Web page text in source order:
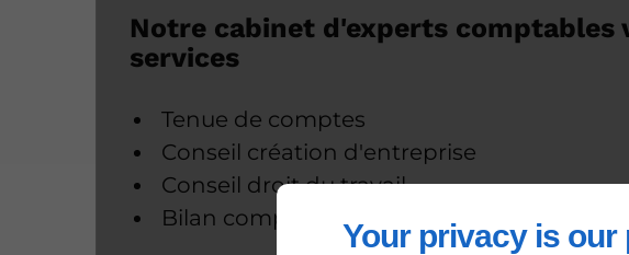
Your privacy is our
Notre cabinet d'experts comptables
services
Tenue de comptes
Conseil création d'entreprise
Conseil droit du travail
Bilan comptable